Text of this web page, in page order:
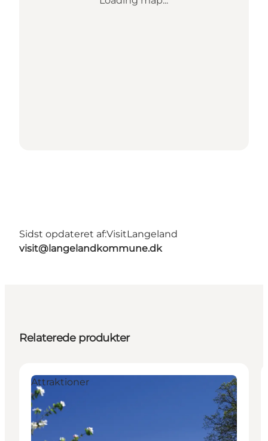
Sidst opdateret af:VisitLangeland
visit@langelandkommune.dk
Relaterede produkter
Attraktioner